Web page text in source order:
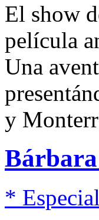
El show
película
Una
y
*